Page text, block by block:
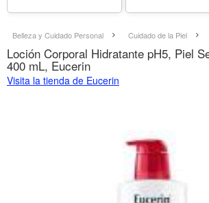
Dyes, Paraben and
Tamaño 16.9 Ounce
Spa Kit –
Belleza y Cuidado Personal Cuidado de la Piel
Loción Corporal Hidratante pH5, Piel
400 mL, Eucerin
Visita la tienda de Eucerin